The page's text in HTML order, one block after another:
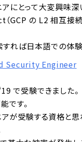
にとって大変興味深
の L2 相互接続
れば日本語での体験
Security Engineer
で受験できました。
です。
が受験する資格と思